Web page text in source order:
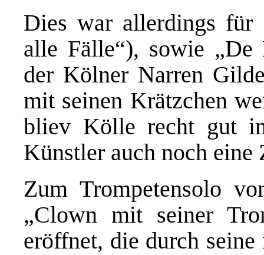
Dies war allerdings
alle Fälle“), sowie „De
der Kölner Narren
mit seinen Krätzchen
bliev Kölle recht gut
Künstler auch noch eine
Zum Trompetensolo
„Clown mit seiner
eröffnet, die durch